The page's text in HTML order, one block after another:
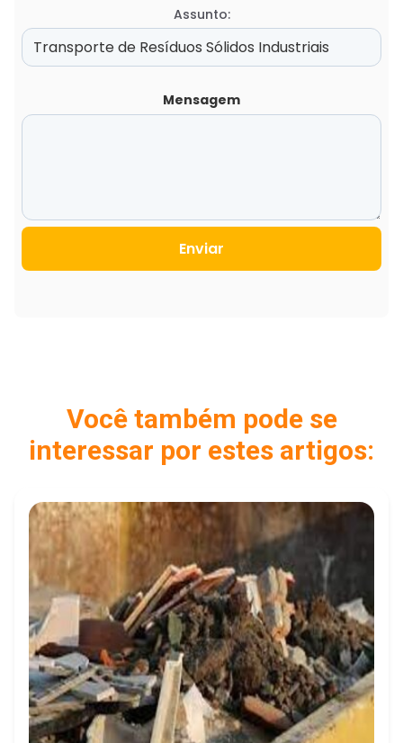
Assunto:
Mensagem
Enviar
Você também pode se
interessar por estes artigos: